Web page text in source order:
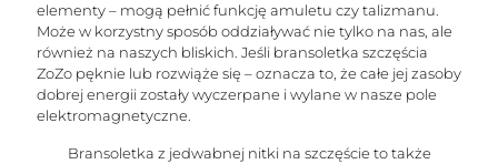
elementy – mogą pełnić funkcję amuletu czy talizmanu.
Może w korzystny sposób oddziaływać nie tylko na nas, ale
również na naszych bliskich. Jeśli bransoletka szczęścia
ZoZo pęknie lub rozwiąże się – oznacza to, że całe jej zasoby
dobrej energii zostały wyczerpane i wylane w nasze pole
elektromagnetyczne.
Bransoletka z jedwabnej nitki na szczęście to także